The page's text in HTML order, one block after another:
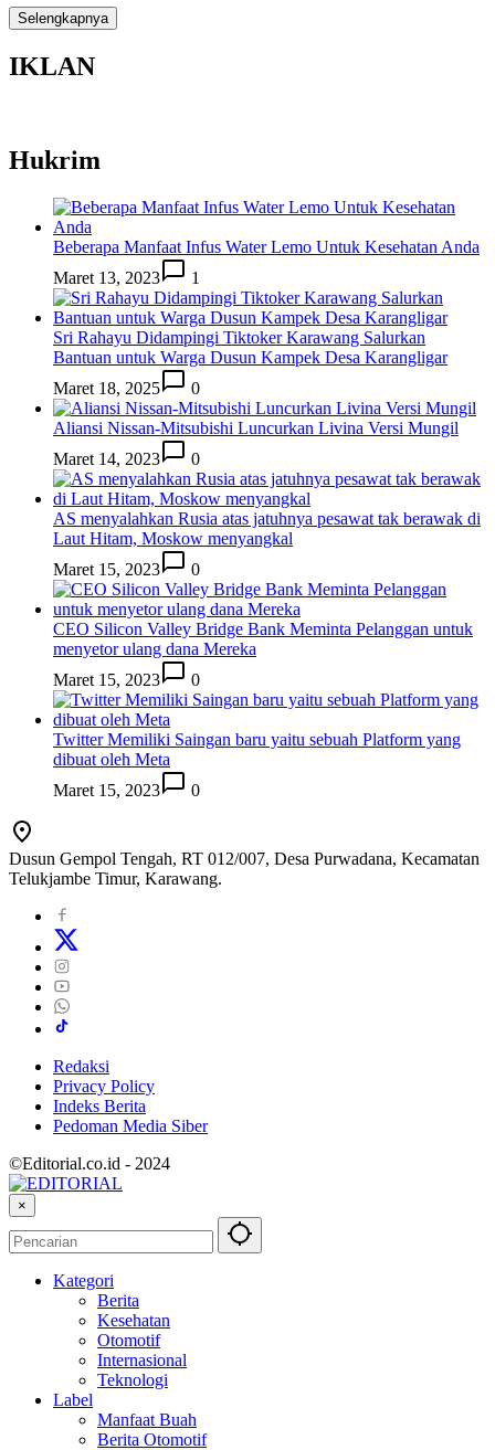
Selengkapnya
IKLAN
Hukrim
Beberapa Manfaat Infus Water Lemo Untuk Kesehatan Anda
Maret 13, 2023
1
Sri Rahayu Didampingi Tiktoker Karawang Salurkan
Bantuan untuk Warga Dusun Kampek Desa Karangligar
Maret 18, 2025
0
Aliansi Nissan-Mitsubishi Luncurkan Livina Versi Mungil
Maret 14, 2023
0
AS menyalahkan Rusia atas jatuhnya pesawat tak berawak di
Laut Hitam, Moskow menyangkal
Maret 15, 2023
0
CEO Silicon Valley Bridge Bank Meminta Pelanggan untuk
menyetor ulang dana Mereka
Maret 15, 2023
0
Twitter Memiliki Saingan baru yaitu sebuah Platform yang
dibuat oleh Meta
Maret 15, 2023
0
Dusun Gempol Tengah, RT 012/007, Desa Purwadana, Kecamatan
Telukjambe Timur, Karawang.
Redaksi
Privacy Policy
Indeks Berita
Pedoman Media Siber
©Editorial.co.id - 2024
×
Kategori
Berita
Kesehatan
Otomotif
Internasional
Teknologi
Label
Manfaat Buah
Berita Otomotif